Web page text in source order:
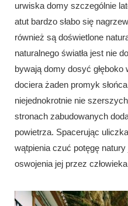
urwiska domy szczególnie
atut bardzo słabo się
również są doświetlone
naturalnego światła jest nie
bywają domy dosyć
dociera żaden promyk
niejednokrotnie nie
stronach zabudowanych
powietrza. Spacerując
wątpienia czuć potęgę
oswojenia jej przez